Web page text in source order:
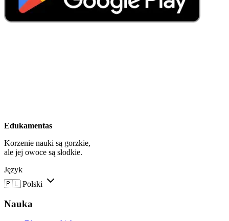
Edukamentas
Korzenie nauki są gorzkie,
ale jej owoce są słodkie.
Język
🇵🇱 Polski
Nauka